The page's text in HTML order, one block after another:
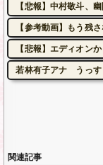
【悲報】中村敬斗、
【参考動画】もう残
【悲報】エディオン
若林有子アナ うっす
関連記事